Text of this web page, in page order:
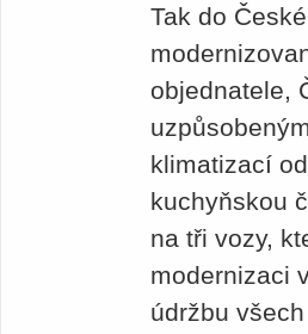
Tak do
objednatele,
klimatizací
kuchyňskou
na tři vozy,
modernizaci
údržbu